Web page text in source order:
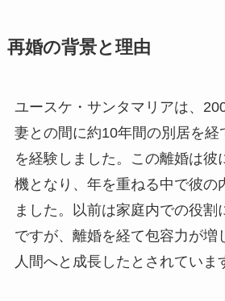
再婚の背景と理由
ユースケ・サンタマリアは、
妻との間に約10年間の別居を経
を経験しました。この離婚は彼
機となり、年を重ねる中で彼の
ました。以前は家庭内での役割
ですが、離婚を経て包容力が増
人間へと成長したとされていま